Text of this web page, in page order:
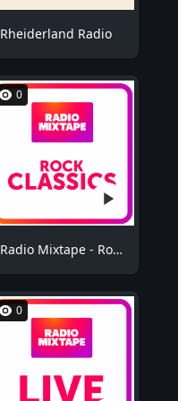
Rheiderland Radio
0
Radio Mixtape - Rock Mix
0